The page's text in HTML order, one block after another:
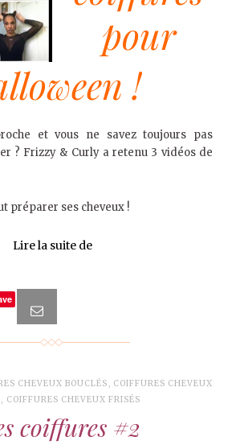
pour
!
et vous ne savez toujours pas
? Frizzy & Curly a retenu 3 vidéos de
préparer ses cheveux !
Lire la suite de
CHEVEUX BOUCLÉS , COIFFURES CHEVEUX
, COIFFURES CHEVEUX FRISÉS
coiffures #2